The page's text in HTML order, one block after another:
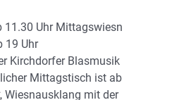
Uhr Mittagswiesn
19 Uhr
Kirchdorfer Blasmusik
Mittagstisch ist ab
, Wiesnausklang mit der